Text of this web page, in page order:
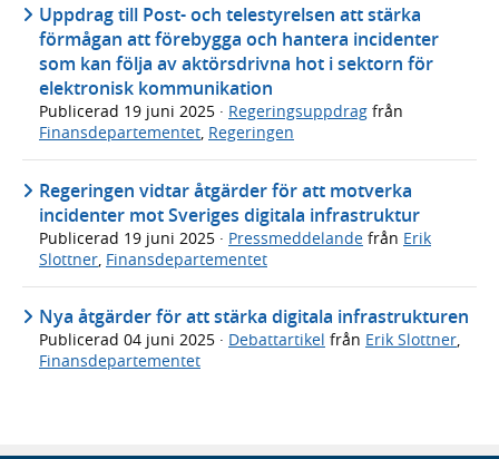
Uppdrag till Post- och telestyrelsen att stärka
förmågan att förebygga och hantera incidenter
som kan följa av aktörsdrivna hot i sektorn för
elektronisk kommunikation
Publicerad 19 juni 2025 · Regeringsuppdrag från
Finansdepartementet, Regeringen
Regeringen vidtar åtgärder för att motverka
incidenter mot Sveriges digitala infrastruktur
Publicerad 19 juni 2025 · Pressmeddelande från Erik
Slottner Finansdepartementet
Nya åtgärder för att stärka digitala infrastrukturen
Publicerad 04 juni 2025 · Debattartikel från Erik Slottner,
Finansdepartementet